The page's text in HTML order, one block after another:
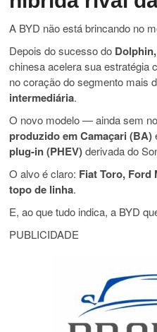
A BYD não está brincando no
Depois do sucesso do
chinesa acelera sua estratégia
no coração do segmento mais
intermediária.
O novo modelo — ainda sem
produzido em Camaçari (BA)
plug-in (PHEV)derivada do
O alvo é claro: Fiat Toro, Ford
topo de linha.
E, ao que tudo indica, a BYD
PUBLICIDADE